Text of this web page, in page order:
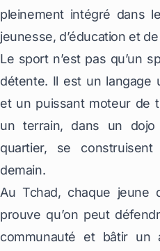
pleinement intégré dans
jeunesse, d’éducation et
Le sport n’est pas qu’un
détente. Il est un langage
et un puissant moteur de
un terrain, dans un
quartier, se
demain.
Au Tchad, chaque jeune
prouve qu’on peut
communauté et bâtir un